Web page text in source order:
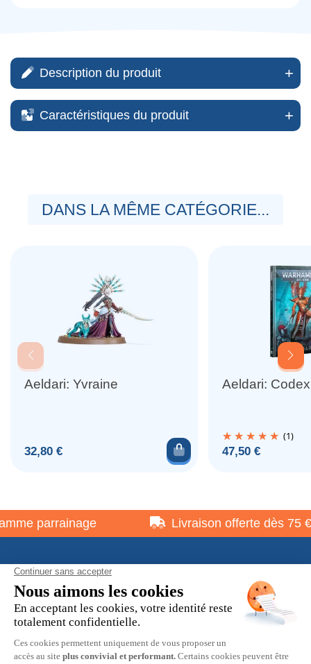
Description du produit
Caractéristiques du produit
DANS LA MÊME CATÉGORIE...
Aeldari: Yvraine
Prix
32,80 € Ajouter au panier
Aeldari: Codex
(1)
Prix
47,50 €
parrainage Livraison offerte dès 75 €
À propos
Informations pratiques